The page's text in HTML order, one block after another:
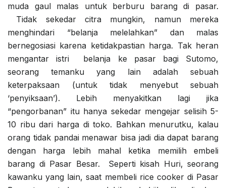
muda gaul malas untuk berburu barang di pasar.
Tidak sekedar citra mungkin, namun mereka
menghindari “belanja melelahkan” dan malas
bernegosiasi karena ketidakpastian harga. Tak heran
mengantar istri belanja ke pasar bagi Sutomo,
seorang temanku yang lain adalah sebuah
keterpaksaan (untuk tidak menyebut sebuah
‘penyiksaan’). Lebih menyakitkan lagi jika
“pengorbanan” itu hanya sekedar mengejar selisih 5-
10 ribu dari harga di toko. Bahkan menurutku, kalau
orang tidak pandai menawar bisa jadi dia dapat barang
dengan harga lebih mahal ketika memilih embeli
barang di Pasar Besar. Seperti kisah Huri, seorang
kawanku yang lain, saat membeli rice cooker di Pasar